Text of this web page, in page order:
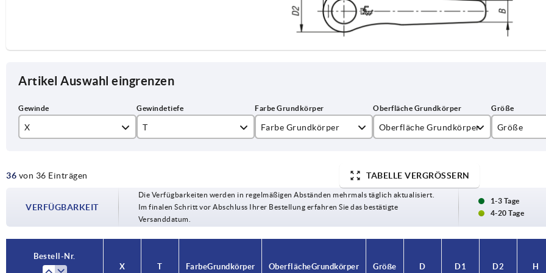
Artikel Auswahl eingrenzen
X
M8
T Farbe Grundkörper
rapsgelb RAL 1021
reinorange RAL 2004
Oberfläche Grundkörper
strukturmatt
Größe
36 von 36 Einträgen TABELLE VERGRÖSSERN
VERFÜGBARKEIT
Die Verfügbarkeiten werden in regelmäßigen Abständen mehrmals täglich aktualisiert.
Im finalen Schritt vor Abschluss Ihrer Bestellung erfahren Sie das bestätigte
Versanddatum.
1-3 Tage
4-20 Tage
Bestell-Nr.
X
T Farbe Grundkörper Oberfläche Grundkörper Größe D D1 D2 H
Bestell-Nr.
X
T Farbe Grundkörper Oberfläche Grundkörper Größe D D1 D2 H